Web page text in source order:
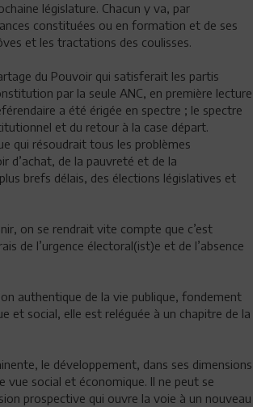
législature. Chacun y va, par
constituées ou en formation et de ses
et les tractations des coulisses.
du Pouvoir qui satisferait les partis
par la seule ANC, en première lecture
a été érigée en spectre ; le spectre
et du retour à la case départ.
qui résoudrait tous les problèmes
d’achat, de la pauvreté et de la
brefs délais, des élections législatives et
on se rendrait vite compte que c’est
de l’urgence électoral(ist)e et de l’absence
authentique de la vie publique, fondement
et social, elle est reléguée à un chapitre de la
le développement, dans ses dimensions
vue social et économique. Il ne peut se
prospective qui ouvre la voie à un nouveau